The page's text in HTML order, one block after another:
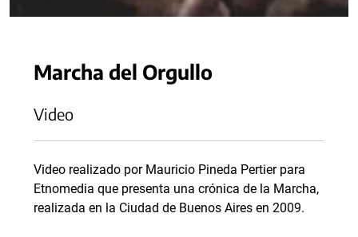
Marcha del Orgullo
Video
Video realizado por Mauricio Pineda Pertier para
Etnomedia que presenta una crónica de la Marcha,
realizada en la Ciudad de Buenos Aires en 2009.